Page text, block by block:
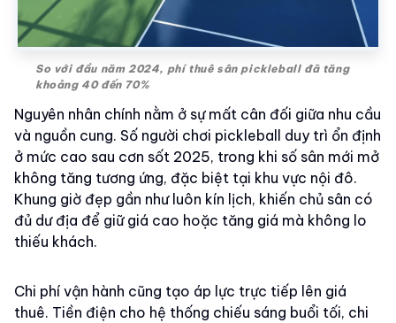
So với đầu năm 2024, phí thuê sân pickleball đã tăng
khoảng 40 đến 70%
Nguyên nhân chính nằm ở sự mất cân đối giữa nhu cầu
và nguồn cung. Số người chơi pickleball duy trì ổn định
ở mức cao sau cơn sốt 2025, trong khi số sân mới mở
không tăng tương ứng, đặc biệt tại khu vực nội đô.
Khung giờ đẹp gần như luôn kín lịch, khiến chủ sân có
đủ dư địa để giữ giá cao hoặc tăng giá mà không lo
thiếu khách.
Chi phí vận hành cũng tạo áp lực trực tiếp lên giá
thuê. Tiền điện cho hệ thống chiếu sáng buổi tối, chi